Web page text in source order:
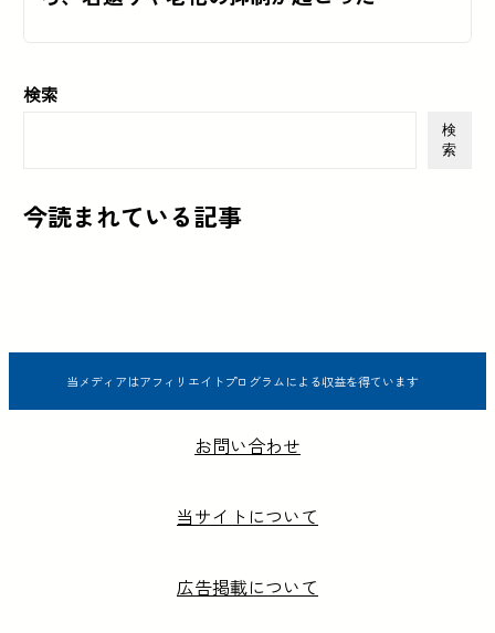
検索
検
索
今読まれている記事
当メディアはアフィリエイトプログラムによる収益を得ています
お問い合わせ
当サイトについて
広告掲載について